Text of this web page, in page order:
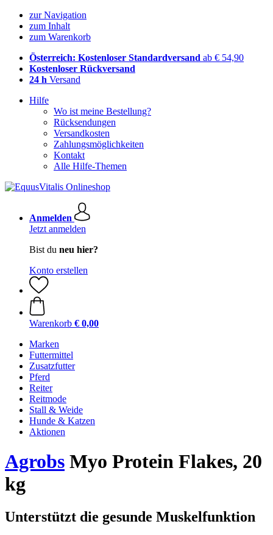
zur Navigation
zum Inhalt
zum Warenkorb
Österreich: Kostenloser Standardversand ab € 54,90
Kostenloser Rückversand
24 h Versand
Hilfe
Wo ist meine Bestellung?
Rücksendungen
Versandkosten
Zahlungsmöglichkeiten
Kontakt
Alle Hilfe-Themen
Anmelden
Jetzt anmelden
Bist du neu hier?
Konto erstellen
Warenkorb € 0,00
Marken
Futtermittel
Zusatzfutter
Pferd
Reiter
Reitmode
Stall & Weide
Hunde & Katzen
Aktionen
Agrobs Myo Protein Flakes, 20
kg
Unterstützt die gesunde Muskelfunktion